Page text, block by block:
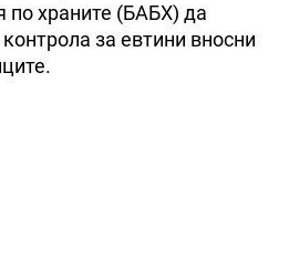
по храните (БАБХ) да
за евтини вносни